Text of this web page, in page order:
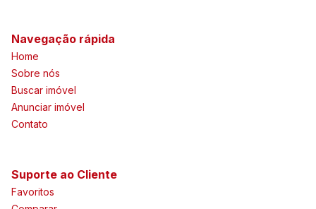
Navegação rápida
Home
Sobre nós
Buscar imóvel
Anunciar imóvel
Contato
Suporte ao Cliente
Favoritos